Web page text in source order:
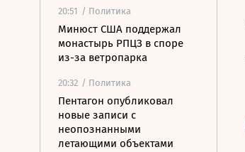
20:51 / Политика
Минюст США поддержал
монастырь РПЦЗ в споре
из-за ветропарка
20:32 / Политика
Пентагон опубликовал
новые записи с
неопознанными
летающими объектами